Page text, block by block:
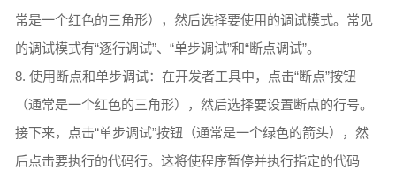
常是一个红色的三角形），然后选择要使用的调试模式。常见
的调试模式有“逐行调试”、“单步调试”和“断点调试”。
8. 使用断点和单步调试：在开发者工具中，点击“断点”按钮
（通常是一个红色的三角形），然后选择要设置断点的行号。
接下来，点击“单步调试”按钮（通常是一个绿色的箭头），然
后点击要执行的代码行。这将使程序暂停并执行指定的代码